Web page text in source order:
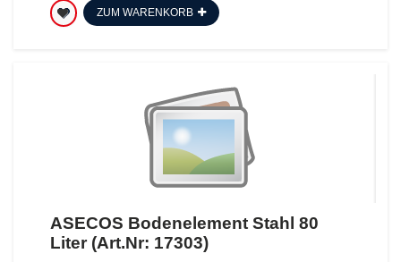
ZUM WARENKORB
ASECOS Bodenelement Stahl 80
Liter (Art.Nr: 17303)